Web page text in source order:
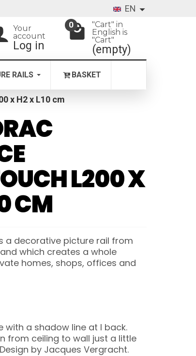
EN
Your
account
Log in
0
"Cart" in
English is
"Cart"
(empty)
RAILS BASKET
x H2 x L10 cm
L200 X
CM
a decorative picture rail from
which creates a whole
homes, shops, offices and
with a shadow line at l back.
from ceiling to wall just a little
by Jacques Vergracht.